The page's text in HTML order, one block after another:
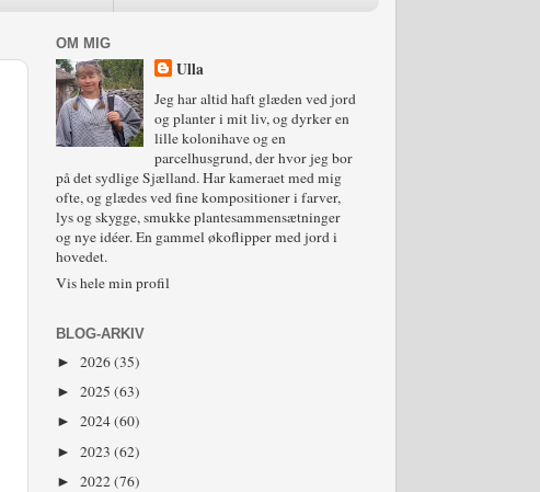
OM MIG
Ulla
Jeg har altid haft glæden ved jord
og planter i mit liv, og dyrker en
lille kolonihave og en
parcelhusgrund, der hvor jeg bor
på det sydlige Sjælland. Har kameraet med mig
ofte, og glædes ved fine kompositioner i farver,
lys og skygge, smukke plantesammensætninger
og nye idéer. En gammel økoflipper med jord i
hovedet.
Vis hele min profil
BLOG-ARKIV
► 2026(35)
► 2025 (63)
► 2024(60)
► 2023 (62)
► 2022(76)